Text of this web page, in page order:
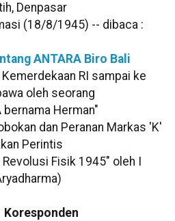
Denpasar
(18/8/1945) -- dibaca :
ANTARA Biro Bali
RI sampai ke
oleh seorang
Herman"
dan Peranan Markas 'K'
Perintis
Fisik 1945" oleh I
Koresponden